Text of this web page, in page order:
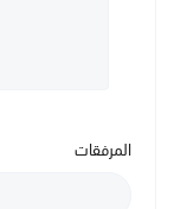
المرفقات